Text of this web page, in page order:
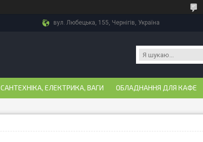
вул. Любецька, 155, Чернігів, Україна
САНТЕХНІКА, ЕЛЕКТРИКА, ВАГИ ОБЛАДНАННЯ ДЛЯ КАФЕ